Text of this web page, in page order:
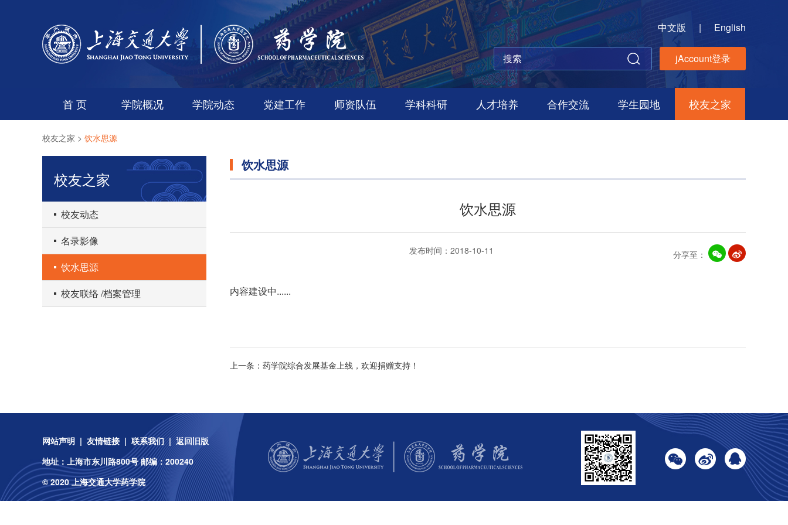
中文版 | English
jAccount登录
首 页 学院概况 学院动态 党建工作 师资队伍 学科科研 人才培养 合作交流 学生园地 校友之家
校友之家 > 饮水思源
校友之家
校友动态
名录影像
饮水思源
校友联络 /档案管理
饮水思源
饮水思源
发布时间：2018-10-11 分享至：
内容建设中......
上一条：药学院综合发展基金上线，欢迎捐赠支持！
网站声明 | 友情链接 | 联系我们 | 返回旧版
地址：上海市东川路800号 邮编：200240
© 2020 上海交通大学药学院